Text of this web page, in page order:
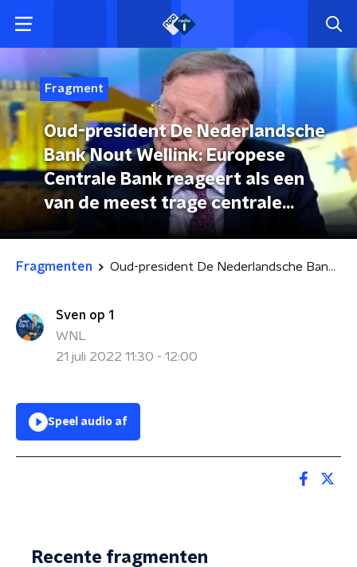
Fragment
Oud-president De Nederlandsche
Bank Nout Wellink: Europese
Centrale Bank reageert als een
van de meest trage centrale
banken ter wereld bij torenhoge
Fragmenten Oud-president De Nederlandsche Bank Nout Wellink: Europese Centrale Bank reageert als een van de meest trage centrale banken ter wereld bij torenhoge inflatie
Sven op 1
WNL
21 juli 2022 11:30 - 12:00
Speel audio af
Recente fragmenten